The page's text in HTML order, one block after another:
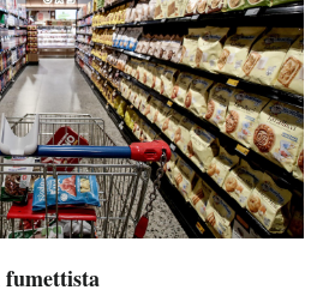
fumettista